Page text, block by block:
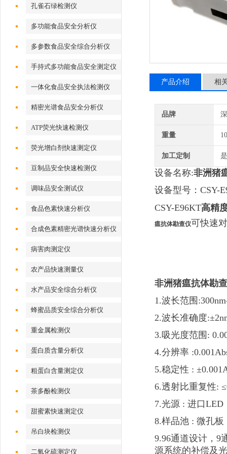
孔雀石绿检测仪
多功能食品安全分析仪
多参数食品安全综合分析仪
手持式多功能食品安全测定仪
一体化食品安全执法检测仪
精密光谱食品安全分析仪
ATP荧光快速检测仪
荧光增白剂快速测定仪
豆制品安全快速检测仪
调味品安全测试仪
食品色素快速分析仪
合成色素精密光谱快速分析仪
病害肉测定仪
农产品快速测量仪
水产品安全综合分析仪
蜂蜜品质安全综合分析仪
重金属检测仪
蛋白质含量分析仪
粗蛋白含量测定仪
茶多酚检测仪
甜蜜素快速测定仪
吊白块检测仪
二氧化硫测定仪
产品介绍 相
品牌
重量
加工定制 是
设备名称:非洲猪
设备型号：CSY-
CSY-E96KT高精
瘟抗体勘查仪可快速
非洲猪瘟抗体勘
1.波长范围
2.波长准确度
3.吸光度范围:
4.分辨率
5.稳定性 :
6.透射比重复性:
7.光源 : 进口LED
8.样品池 : 微孔板
9.96通道设计，9
源系统的补偿及